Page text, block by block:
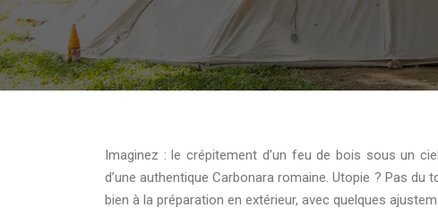
Imaginez : le crépitement d’un feu de bois sous un ciel étoilé, le parfum envoûtant de la nature… et une assiette fumante
d’une authentique Carbonara romaine. Utopie ? Pas
bien à la préparation en extérieur, avec quelques